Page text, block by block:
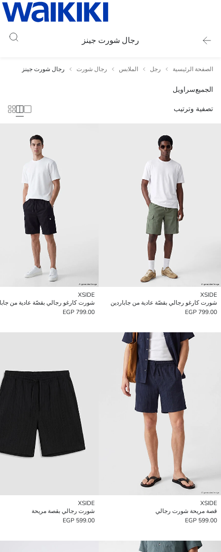
رجال شورت جينز
الصفحة الرئيسية رجل الملابس رجال شورت رجال شورت جينز
الجميعسراويل
تصفية وترتيب
XSIDE
شورت كارغو رجالي بقصّة عادية من جاباردين
799.00 EGP
XSIDE
شورت كارغو رجالي بقصّة عادية من
799.00 EGP
XSIDE
قصة مريحة شورت رجالي
599.00 EGP
XSIDE
شورت رجالي بقصة مريحة
599.00 EGP